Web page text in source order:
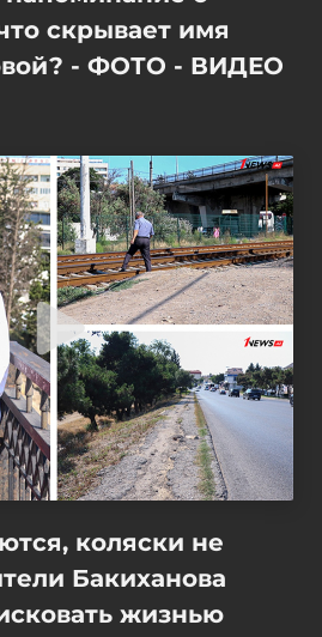
скрывает имя
- ФОТО - ВИДЕО
коляски не
Бакиханова
жизнью